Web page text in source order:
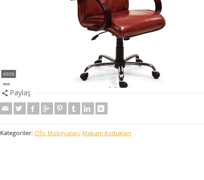
Paylaş
Kategoriler: Ofis Mobilyaları, Makam Koltukları